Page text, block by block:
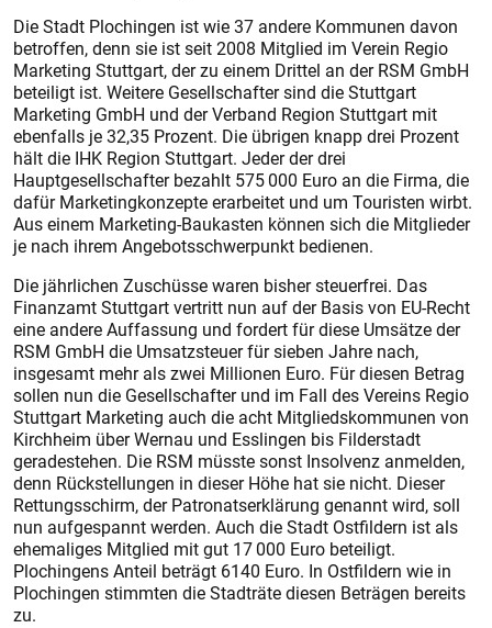
Die Stadt Plochingen ist wie 37 andere Kommunen davon
betroffen, denn sie ist seit 2008 Mitglied im Verein Regio
Marketing Stuttgart, der zu einem Drittel an der RSM GmbH
beteiligt ist. Weitere Gesellschafter sind die Stuttgart
Marketing GmbH und der Verband Region Stuttgart mit
ebenfalls je 32,35 Prozent. Die übrigen knapp drei Prozent
hält die IHK Region Stuttgart. Jeder der drei
Hauptgesellschafter bezahlt 575 000 Euro an die Firma, die
dafür Marketingkonzepte erarbeitet und um Touristen wirbt.
Aus einem Marketing-Baukasten können sich die Mitglieder
je nach ihrem Angebotsschwerpunkt bedienen.
Die jährlichen Zuschüsse waren bisher steuerfrei. Das
Finanzamt Stuttgart vertritt nun auf der Basis von EU-Recht
eine andere Auffassung und fordert für diese Umsätze der
RSM GmbH die Umsatzsteuer für sieben Jahre nach,
insgesamt mehr als zwei Millionen Euro. Für diesen Betrag
sollen nun die Gesellschafter und im Fall des Vereins Regio
Stuttgart Marketing auch die acht Mitgliedskommunen von
Kirchheim über Wernau und Esslingen bis Filderstadt
geradestehen. Die RSM müsste sonst Insolvenz anmelden,
denn Rückstellungen in dieser Höhe hat sie nicht. Dieser
Rettungsschirm, der Patronatserklärung genannt wird, soll
nun aufgespannt werden. Auch die Stadt Ostfildern ist als
ehemaliges Mitglied mit gut 17 000 Euro beteiligt.
Plochingens Anteil beträgt 6140 Euro. In Ostfildern wie in
Plochingen stimmten die Stadträte diesen Beträgen bereits
zu.